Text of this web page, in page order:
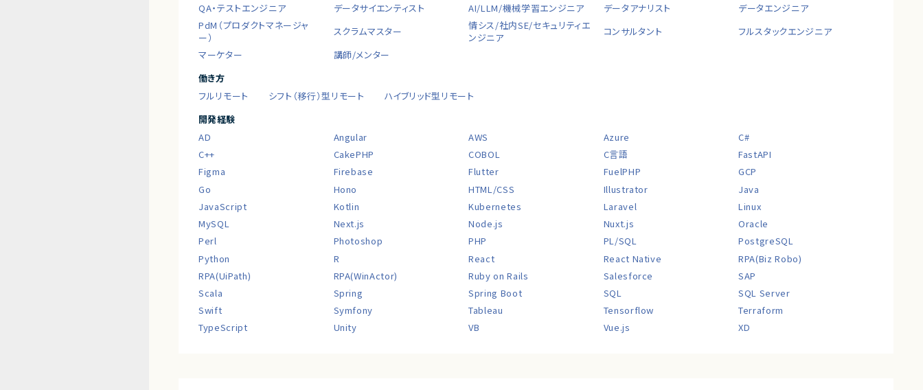
QA・テストエンジニア
データサイエンティスト AI/LLM/機械学習エンジニア データアナリスト
データエンジニア
PdM（プロダクトマネージャ
ー）
スクラムマスター
情シス/社内SE/セキュリティエ
ンジニア
コンサルタント
フルスタックエンジニア
マーケター
講師/メンター
働き方
フルリモート
シフト（移行）型リモート
ハイブリッド型リモート
開発経験
AD
Angular AWS Azure
C#
C++
CakePHP COBOL C言語
FastAPI
Figma
Firebase Flutter FuelPHP
GCP
Go
Hono HTML/CSS Illustrator
Java
JavaScript
Kotlin Kubernetes Laravel
Linux
MySQL
Next.js Node.js Nuxt.js
Oracle
Perl
Photoshop PHP PL/SQL
PostgreSQL
Python
R React React Native
RPA(Biz Robo)
RPA(UiPath)
RPA(WinActor) Ruby on Rails Salesforce
SAP
Scala
Spring Spring Boot SQL
SQL Server
Swift
Symfony Tableau Tensorflow
Terraform
TypeScript
Unity VB Vue.js XD